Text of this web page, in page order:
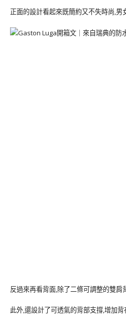
正面的設計看起來既簡約又不失時尚,男
反過來再看背面,除了二條可調整的雙肩
此外,還設計了可透氣的背部支撐,增加